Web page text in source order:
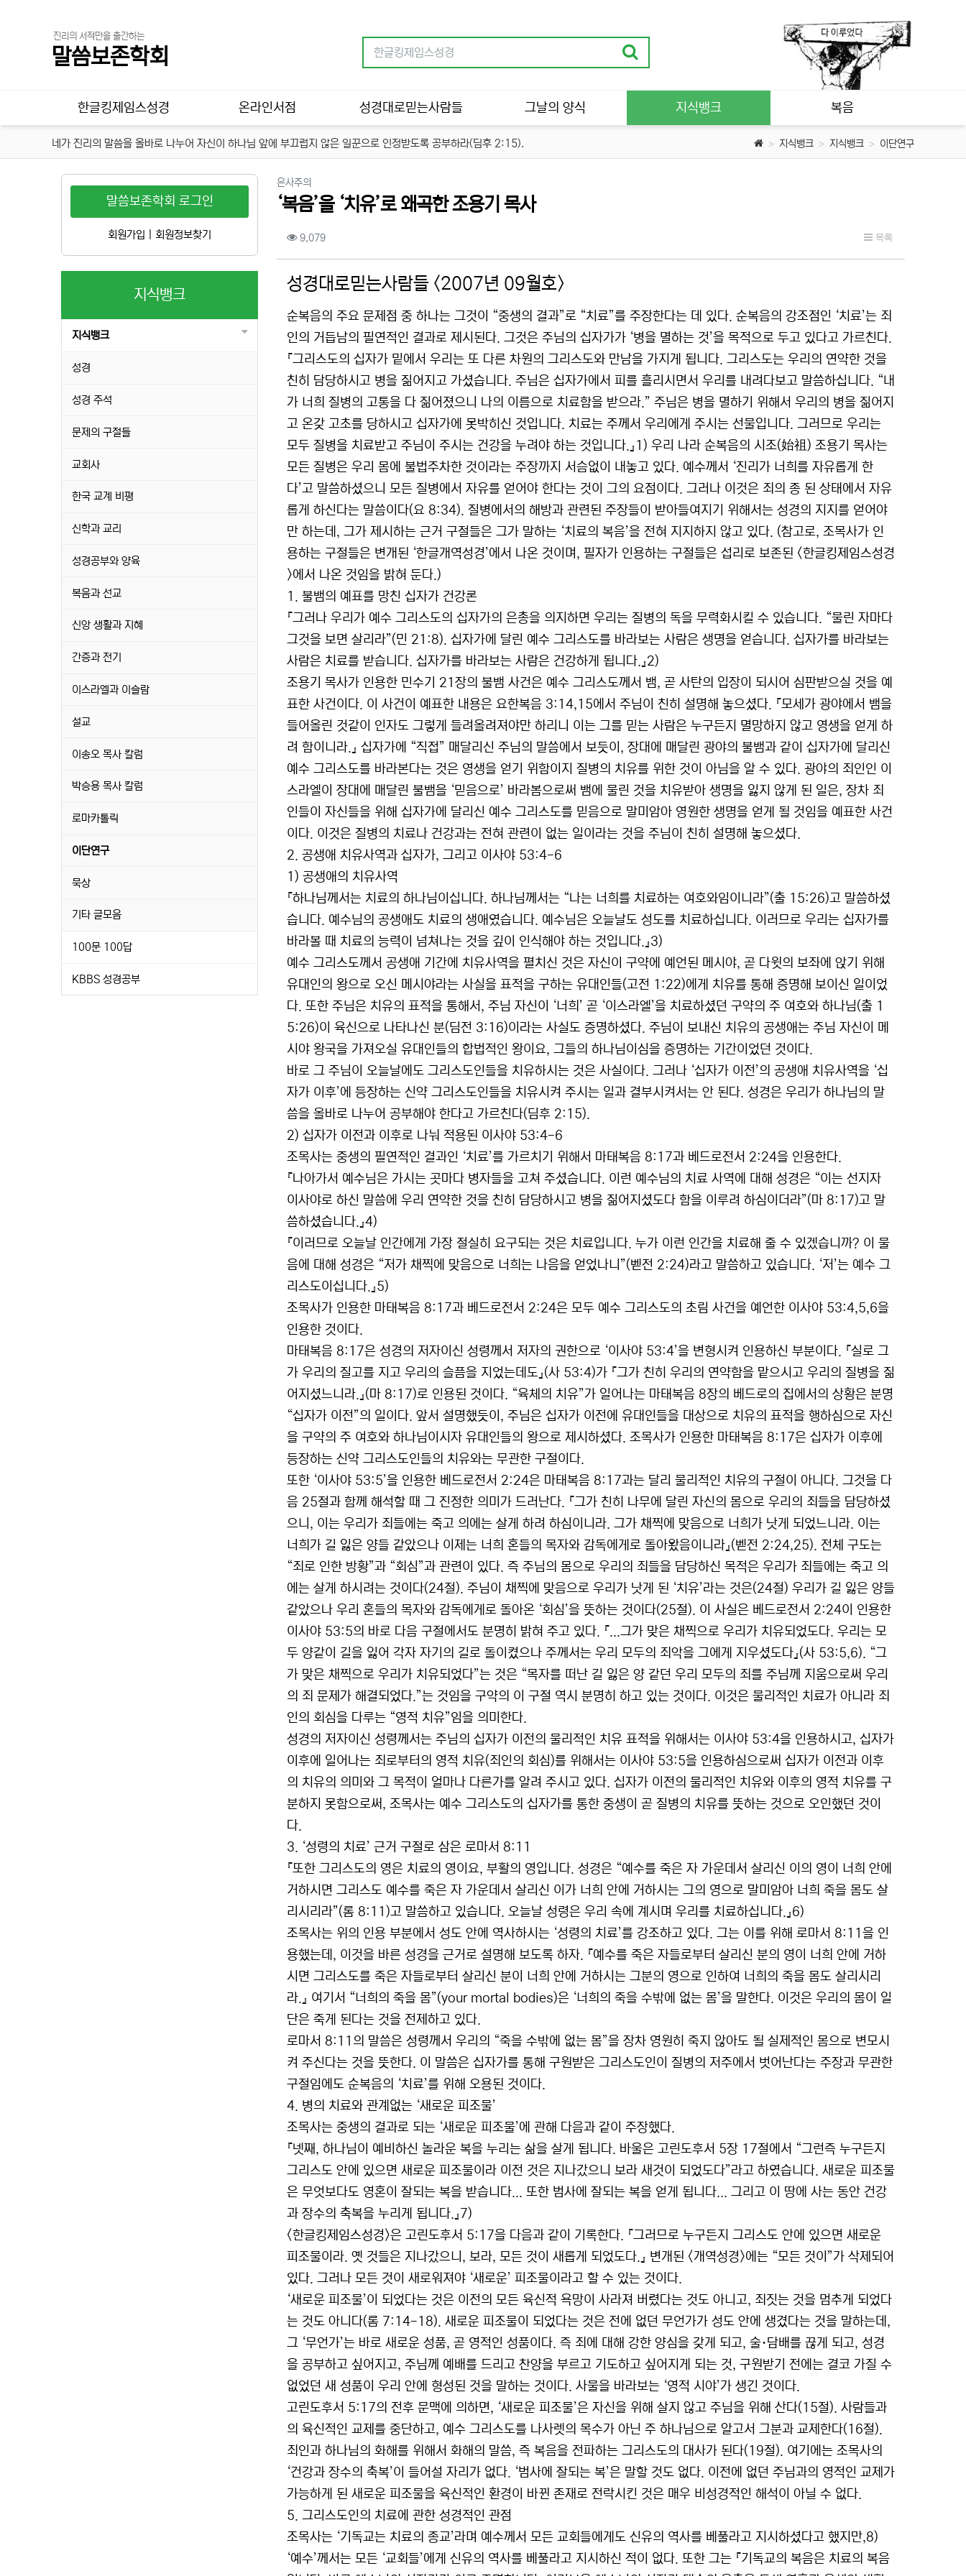
진리의 서적만을 출간하는
말씀보존학회
한글킹제임스성경 온라인서점 성경대로믿는사람들 그날의 양식 지식뱅크 복음
네가 진리의 말씀을 올바로 나누어 자신이 하나님 앞에 부끄럽지 않은 일꾼으로 인정받도록 공부하라(딤후 2:15). 지식뱅크 지식뱅크 이단연구
은사주의
‘복음’을 ‘치유’로 왜곡한 조용기 목사
컨텐츠 정보
9,079조회 목록
성경대로믿는사람들 <2007년 09월호>
순복음의 주요 문제점 중 하나는 그것이 “중생의 결과”로 “치료”를 주장한다는 데 있다. 순복음의 강조점인 ‘치료’는 죄
인의 거듭남의 필연적인 결과로 제시된다. 그것은 주님의 십자가가 ‘병을 멸하는 것’을 목적으로 두고 있다고 가르친다.
『그리스도의 십자가 밑에서 우리는 또 다른 차원의 그리스도와 만남을 가지게 됩니다. 그리스도는 우리의 연약한 것을
친히 담당하시고 병을 짊어지고 가셨습니다. 주님은 십자가에서 피를 흘리시면서 우리를 내려다보고 말씀하십니다. “내
가 너희 질병의 고통을 다 짊어졌으니 나의 이름으로 치료함을 받으라.” 주님은 병을 멸하기 위해서 우리의 병을 짊어지
고 온갖 고초를 당하시고 십자가에 못박히신 것입니다. 치료는 주께서 우리에게 주시는 선물입니다. 그러므로 우리는
모두 질병을 치료받고 주님이 주시는 건강을 누려야 하는 것입니다.』1) 우리 나라 순복음의 시조(始祖) 조용기 목사는
모든 질병은 우리 몸에 불법주차한 것이라는 주장까지 서슴없이 내놓고 있다. 예수께서 ‘진리가 너희를 자유롭게 한
다’고 말씀하셨으니 모든 질병에서 자유를 얻어야 한다는 것이 그의 요점이다. 그러나 이것은 죄의 종 된 상태에서 자유
롭게 하신다는 말씀이다(요 8:34). 질병에서의 해방과 관련된 주장들이 받아들여지기 위해서는 성경의 지지를 얻어야
만 하는데, 그가 제시하는 근거 구절들은 그가 말하는 ‘치료의 복음’을 전혀 지지하지 않고 있다. (참고로, 조목사가 인
용하는 구절들은 변개된 ‘한글개역성경’에서 나온 것이며, 필자가 인용하는 구절들은 섭리로 보존된 <한글킹제임스성경
>에서 나온 것임을 밝혀 둔다.)
1. 불뱀의 예표를 망친 십자가 건강론
『그러나 우리가 예수 그리스도의 십자가의 은총을 의지하면 우리는 질병의 독을 무력화시킬 수 있습니다. “물린 자마다
그것을 보면 살리라”(민 21:8). 십자가에 달린 예수 그리스도를 바라보는 사람은 생명을 얻습니다. 십자가를 바라보는
사람은 치료를 받습니다. 십자가를 바라보는 사람은 건강하게 됩니다.』2)
조용기 목사가 인용한 민수기 21장의 불뱀 사건은 예수 그리스도께서 뱀, 곧 사탄의 입장이 되시어 심판받으실 것을 예
표한 사건이다. 이 사건이 예표한 내용은 요한복음 3:14,15에서 주님이 친히 설명해 놓으셨다. 『모세가 광야에서 뱀을
들어올린 것같이 인자도 그렇게 들려올려져야만 하리니 이는 그를 믿는 사람은 누구든지 멸망하지 않고 영생을 얻게 하
려 함이니라.』 십자가에 “직접” 매달리신 주님의 말씀에서 보듯이, 장대에 매달린 광야의 불뱀과 같이 십자가에 달리신
예수 그리스도를 바라본다는 것은 영생을 얻기 위함이지 질병의 치유를 위한 것이 아님을 알 수 있다. 광야의 죄인인 이
스라엘이 장대에 매달린 불뱀을 ‘믿음으로’ 바라봄으로써 뱀에 물린 것을 치유받아 생명을 잃지 않게 된 일은, 장차 죄
인들이 자신들을 위해 십자가에 달리신 예수 그리스도를 믿음으로 말미암아 영원한 생명을 얻게 될 것임을 예표한 사건
이다. 이것은 질병의 치료나 건강과는 전혀 관련이 없는 일이라는 것을 주님이 친히 설명해 놓으셨다.
2. 공생애 치유사역과 십자가, 그리고 이사야 53:4-6
1) 공생애의 치유사역
『하나님께서는 치료의 하나님이십니다. 하나님께서는 “나는 너희를 치료하는 여호와임이니라”(출 15:26)고 말씀하셨
습니다. 예수님의 공생애도 치료의 생애였습니다. 예수님은 오늘날도 성도를 치료하십니다. 이러므로 우리는 십자가를
바라볼 때 치료의 능력이 넘쳐나는 것을 깊이 인식해야 하는 것입니다.』3)
예수 그리스도께서 공생애 기간에 치유사역을 펼치신 것은 자신이 구약에 예언된 메시야, 곧 다윗의 보좌에 앉기 위해
유대인의 왕으로 오신 메시야라는 사실을 표적을 구하는 유대인들(고전 1:22)에게 치유를 통해 증명해 보이신 일이었
다. 또한 주님은 치유의 표적을 통해서, 주님 자신이 ‘너희’ 곧 ‘이스라엘’을 치료하셨던 구약의 주 여호와 하나님(출 1
5:26)이 육신으로 나타나신 분(딤전 3:16)이라는 사실도 증명하셨다. 주님이 보내신 치유의 공생애는 주님 자신이 메
시야 왕국을 가져오실 유대인들의 합법적인 왕이요, 그들의 하나님이심을 증명하는 기간이었던 것이다.
바로 그 주님이 오늘날에도 그리스도인들을 치유하시는 것은 사실이다. 그러나 ‘십자가 이전’의 공생애 치유사역을 ‘십
자가 이후’에 등장하는 신약 그리스도인들을 치유시켜 주시는 일과 결부시켜서는 안 된다. 성경은 우리가 하나님의 말
씀을 올바로 나누어 공부해야 한다고 가르친다(딤후 2:15).
2) 십자가 이전과 이후로 나눠 적용된 이사야 53:4-6
조목사는 중생의 필연적인 결과인 ‘치료’를 가르치기 위해서 마태복음 8:17과 베드로전서 2:24을 인용한다.
『나아가서 예수님은 가시는 곳마다 병자들을 고쳐 주셨습니다. 이런 예수님의 치료 사역에 대해 성경은 “이는 선지자
이사야로 하신 말씀에 우리 연약한 것을 친히 담당하시고 병을 짊어지셨도다 함을 이루려 하심이더라”(마 8:17)고 말
씀하셨습니다.』4)
『이러므로 오늘날 인간에게 가장 절실히 요구되는 것은 치료입니다. 누가 이런 인간을 치료해 줄 수 있겠습니까? 이 물
음에 대해 성경은 “저가 채찍에 맞음으로 너희는 나음을 얻었나니”(벧전 2:24)라고 말씀하고 있습니다. ‘저’는 예수 그
리스도이십니다.』5)
조목사가 인용한 마태복음 8:17과 베드로전서 2:24은 모두 예수 그리스도의 초림 사건을 예언한 이사야 53:4,5,6을
인용한 것이다.
마태복음 8:17은 성경의 저자이신 성령께서 저자의 권한으로 ‘이사야 53:4’을 변형시켜 인용하신 부분이다. 『실로 그
가 우리의 질고를 지고 우리의 슬픔을 지었는데도』(사 53:4)가 『그가 친히 우리의 연약함을 맡으시고 우리의 질병을 짊
어지셨느니라.』(마 8:17)로 인용된 것이다. “육체의 치유”가 일어나는 마태복음 8장의 베드로의 집에서의 상황은 분명
“십자가 이전”의 일이다. 앞서 설명했듯이, 주님은 십자가 이전에 유대인들을 대상으로 치유의 표적을 행하심으로 자신
을 구약의 주 여호와 하나님이시자 유대인들의 왕으로 제시하셨다. 조목사가 인용한 마태복음 8:17은 십자가 이후에
등장하는 신약 그리스도인들의 치유와는 무관한 구절이다.
또한 ‘이사야 53:5’을 인용한 베드로전서 2:24은 마태복음 8:17과는 달리 물리적인 치유의 구절이 아니다. 그것을 다
음 25절과 함께 해석할 때 그 진정한 의미가 드러난다. 『그가 친히 나무에 달린 자신의 몸으로 우리의 죄들을 담당하셨
으니, 이는 우리가 죄들에는 죽고 의에는 살게 하려 하심이니라. 그가 채찍에 맞음으로 너희가 낫게 되었느니라. 이는
너희가 길 잃은 양들 같았으나 이제는 너희 혼들의 목자와 감독에게로 돌아왔음이니라』(벧전 2:24,25). 전체 구도는
“죄로 인한 방황”과 “회심”과 관련이 있다. 즉 주님의 몸으로 우리의 죄들을 담당하신 목적은 우리가 죄들에는 죽고 의
에는 살게 하시려는 것이다(24절). 주님이 채찍에 맞음으로 우리가 낫게 된 ‘치유’라는 것은(24절) 우리가 길 잃은 양들
같았으나 우리 혼들의 목자와 감독에게로 돌아온 ‘회심’을 뜻하는 것이다(25절). 이 사실은 베드로전서 2:24이 인용한
이사야 53:5의 바로 다음 구절에서도 분명히 밝혀 주고 있다. 『...그가 맞은 채찍으로 우리가 치유되었도다. 우리는 모
두 양같이 길을 잃어 각자 자기의 길로 돌이켰으나 주께서는 우리 모두의 죄악을 그에게 지우셨도다』(사 53:5,6). “그
가 맞은 채찍으로 우리가 치유되었다”는 것은 “목자를 떠난 길 잃은 양 같던 우리 모두의 죄를 주님께 지움으로써 우리
의 죄 문제가 해결되었다.”는 것임을 구약의 이 구절 역시 분명히 하고 있는 것이다. 이것은 물리적인 치료가 아니라 죄
인의 회심을 다루는 “영적 치유”임을 의미한다.
성경의 저자이신 성령께서는 주님의 십자가 이전의 물리적인 치유 표적을 위해서는 이사야 53:4을 인용하시고, 십자가
이후에 일어나는 죄로부터의 영적 치유(죄인의 회심)를 위해서는 이사야 53:5을 인용하심으로써 십자가 이전과 이후
의 치유의 의미와 그 목적이 얼마나 다른가를 알려 주시고 있다. 십자가 이전의 물리적인 치유와 이후의 영적 치유를 구
분하지 못함으로써, 조목사는 예수 그리스도의 십자가를 통한 중생이 곧 질병의 치유를 뜻하는 것으로 오인했던 것이
다.
3. ‘성령의 치료’ 근거 구절로 삼은 로마서 8:11
『또한 그리스도의 영은 치료의 영이요, 부활의 영입니다. 성경은 “예수를 죽은 자 가운데서 살리신 이의 영이 너희 안에
거하시면 그리스도 예수를 죽은 자 가운데서 살리신 이가 너희 안에 거하시는 그의 영으로 말미암아 너희 죽을 몸도 살
리시리라”(롬 8:11)고 말씀하고 있습니다. 오늘날 성령은 우리 속에 계시며 우리를 치료하십니다.』6)
조목사는 위의 인용 부분에서 성도 안에 역사하시는 ‘성령의 치료’를 강조하고 있다. 그는 이를 위해 로마서 8:11을 인
용했는데, 이것을 바른 성경을 근거로 설명해 보도록 하자. 『예수를 죽은 자들로부터 살리신 분의 영이 너희 안에 거하
시면 그리스도를 죽은 자들로부터 살리신 분이 너희 안에 거하시는 그분의 영으로 인하여 너희의 죽을 몸도 살리시리
라.』 여기서 “너희의 죽을 몸”(your mortal bodies)은 ‘너희의 죽을 수밖에 없는 몸’을 말한다. 이것은 우리의 몸이 일
단은 죽게 된다는 것을 전제하고 있다.
로마서 8:11의 말씀은 성령께서 우리의 “죽을 수밖에 없는 몸”을 장차 영원히 죽지 않아도 될 실제적인 몸으로 변모시
켜 주신다는 것을 뜻한다. 이 말씀은 십자가를 통해 구원받은 그리스도인이 질병의 저주에서 벗어난다는 주장과 무관한
구절임에도 순복음의 ‘치료’를 위해 오용된 것이다.
4. 병의 치료와 관계없는 ‘새로운 피조물’
조목사는 중생의 결과로 되는 ‘새로운 피조물’에 관해 다음과 같이 주장했다.
『넷째, 하나님이 예비하신 놀라운 복을 누리는 삶을 살게 됩니다. 바울은 고린도후서 5장 17절에서 “그런즉 누구든지
그리스도 안에 있으면 새로운 피조물이라 이전 것은 지나갔으니 보라 새것이 되었도다”라고 하였습니다. 새로운 피조물
은 무엇보다도 영혼이 잘되는 복을 받습니다... 또한 범사에 잘되는 복을 얻게 됩니다... 그리고 이 땅에 사는 동안 건강
과 장수의 축복을 누리게 됩니다.』7)
<한글킹제임스성경>은 고린도후서 5:17을 다음과 같이 기록한다. 『그러므로 누구든지 그리스도 안에 있으면 새로운
피조물이라. 옛 것들은 지나갔으니, 보라, 모든 것이 새롭게 되었도다.』 변개된 <개역성경>에는 “모든 것이”가 삭제되어
있다. 그러나 모든 것이 새로워져야 ‘새로운’ 피조물이라고 할 수 있는 것이다.
‘새로운 피조물’이 되었다는 것은 이전의 모든 육신적 욕망이 사라져 버렸다는 것도 아니고, 죄짓는 것을 멈추게 되었다
는 것도 아니다(롬 7:14-18). 새로운 피조물이 되었다는 것은 전에 없던 무언가가 성도 안에 생겼다는 것을 말하는데,
그 ‘무언가’는 바로 새로운 성품, 곧 영적인 성품이다. 즉 죄에 대해 강한 양심을 갖게 되고, 술·담배를 끊게 되고, 성경
을 공부하고 싶어지고, 주님께 예배를 드리고 찬양을 부르고 기도하고 싶어지게 되는 것, 구원받기 전에는 결코 가질 수
없었던 새 성품이 우리 안에 형성된 것을 말하는 것이다. 사물을 바라보는 ‘영적 시야’가 생긴 것이다.
고린도후서 5:17의 전후 문맥에 의하면, ‘새로운 피조물’은 자신을 위해 살지 않고 주님을 위해 산다(15절). 사람들과
의 육신적인 교제를 중단하고, 예수 그리스도를 나사렛의 목수가 아닌 주 하나님으로 알고서 그분과 교제한다(16절).
죄인과 하나님의 화해를 위해서 화해의 말씀, 즉 복음을 전파하는 그리스도의 대사가 된다(19절). 여기에는 조목사의
‘건강과 장수의 축복’이 들어설 자리가 없다. ‘범사에 잘되는 복’은 말할 것도 없다. 이전에 없던 주님과의 영적인 교제가
가능하게 된 새로운 피조물을 육신적인 환경이 바뀐 존재로 전락시킨 것은 매우 비성경적인 해석이 아닐 수 없다.
5. 그리스도인의 치료에 관한 성경적인 관점
조목사는 ‘기독교는 치료의 종교’라며 예수께서 모든 교회들에게도 신유의 역사를 베풀라고 지시하셨다고 했지만,8)
‘예수’께서는 모든 ‘교회들’에게 신유의 역사를 베풀라고 지시하신 적이 없다. 또한 그는 『기독교의 복음은 치료의 복음
말씀보존학회 로그인
회원가입 회원정보찾기
지식뱅크
지식뱅크
성경
성경 주석
문제의 구절들
교회사
한국 교계 비평
신학과 교리
성경공부와 양육
복음과 선교
신앙 생활과 지혜
간증과 전기
이스라엘과 이슬람
설교
이송오 목사 칼럼
박승용 목사 칼럼
로마카톨릭
이단연구
묵상
기타 글모음
100문 100답
KBBS 성경공부